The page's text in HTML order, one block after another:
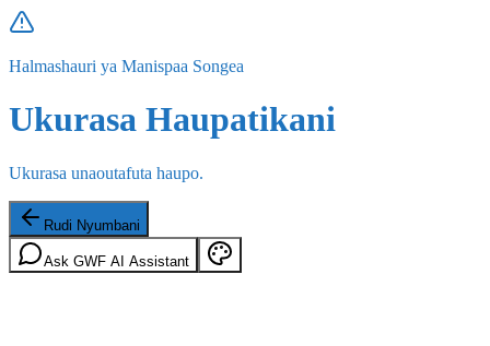
Halmashauri ya Manispaa Songea
Ukurasa Haupatikani
Ukurasa unaoutafuta haupo.
Rudi Nyumbani
Ask GWF AI Assistant